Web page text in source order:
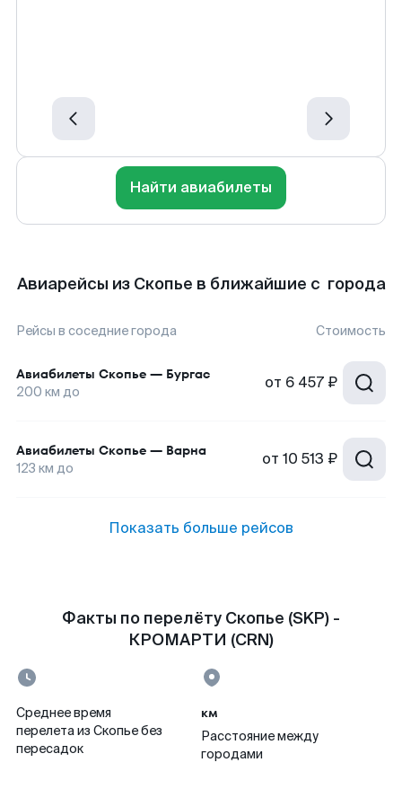
Найти авиабилеты
Авиарейсы из Скопье в ближайшие с города
Рейсы в соседние города Стоимость
Авиабилеты Скопье — Бургас
200 км до от 6 457 ₽
Авиабилеты Скопье — Варна
123 км до от 10 513 ₽
Показать больше рейсов
Факты по перелёту Скопье (SKP) -
КРОМАРТИ (CRN)
Среднее время
перелета из Скопье без
пересадок
км
Расстояние между
городами